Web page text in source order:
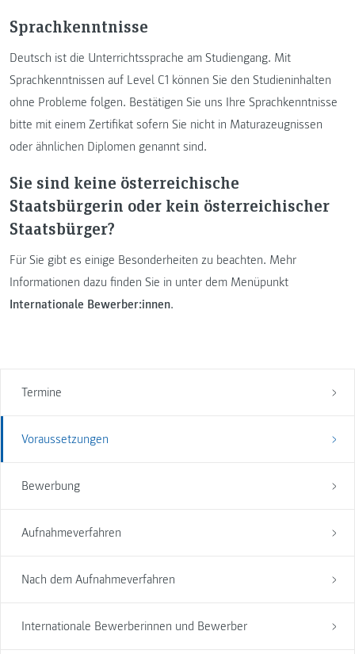
Termine
Voraussetzungen
Bewerbung
Aufnahmeverfahren
Nach dem Aufnahmeverfahren
Internationale Bewerberinnen und Bewerber
Sprachkenntnisse
Deutsch ist die Unterrichtssprache am Studiengang. Mit
Sprachkenntnissen auf Level C1 können Sie den Studieninhalten
ohne Probleme folgen. Bestätigen Sie uns Ihre Sprachkenntnisse
bitte mit einem Zertifikat sofern Sie nicht in Maturazeugnissen
oder ähnlichen Diplomen genannt sind.
Sie sind keine österreichische
Staatsbürgerin oder kein österreichischer
Staatsbürger?
Für Sie gibt es einige Besonderheiten zu beachten. Mehr
Informationen dazu finden Sie in unter dem Menüpunkt
Internationale Bewerber:innen.